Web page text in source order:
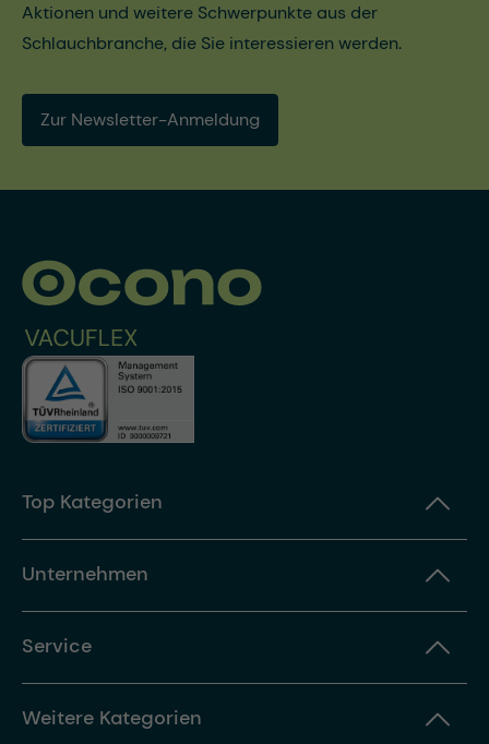
Aktionen und weitere Schwerpunkte aus der
Schlauchbranche, die Sie interessieren werden.
Zur Newsletter-Anmeldung
Top Kategorien
Unternehmen
Service
Weitere Kategorien